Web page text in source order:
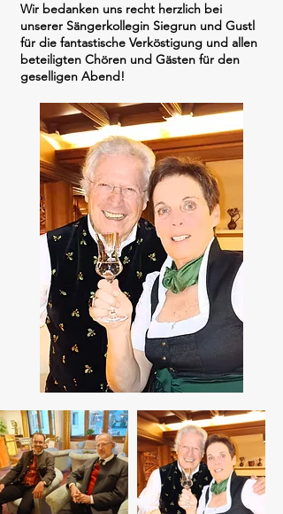
Wir bedanken uns recht herzlich bei
unserer Sängerkollegin Siegrun und Gustl
für die fantastische Verköstigung und allen
beteiligten Chören und Gästen für den
geselligen Abend!